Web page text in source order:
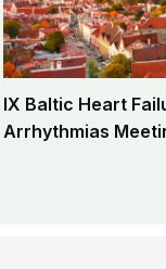
IX Baltic Heart
Arrhythmias